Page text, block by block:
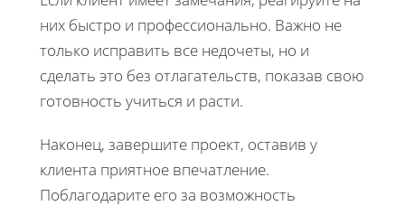
них быстро и профессионально. Важно не
только исправить все недочеты, но и
сделать это без отлагательств, показав свою
готовность учиться и расти.
Наконец, завершите проект, оставив у
клиента приятное впечатление.
Поблагодарите его за возможность